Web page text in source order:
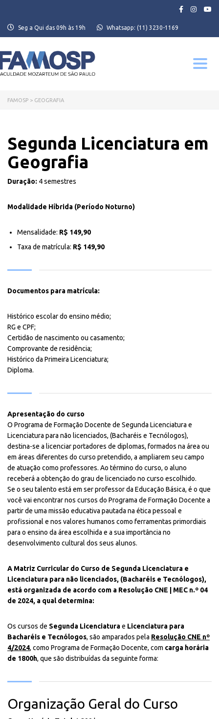
Seg a Qui das 09h às 19h Whatsapp: (11) 3230-1169
Toggle
FAMOSP > GEOGRAFIA
Segunda Licenciatura em
Geografia
Duração: 4 semestres
Modalidade Híbrida (Período Noturno)
Mensalidade: R$ 149,90
Taxa de matrícula: R$ 149,90
Documentos para matrícula:
Histórico escolar do ensino médio;
RG e CPF;
Certidão de nascimento ou casamento;
Comprovante de residência;
Histórico da Primeira Licenciatura;
Diploma.
Apresentação do curso
O Programa de Formação Docente de Segunda Licenciatura e
Licenciatura para não licenciados, (Bacharéis e Tecnólogos),
destina-se a licenciar portadores de diplomas, formados na área ou
em áreas diferentes do curso pretendido, a ampliarem seu campo
de atuação como professores. Ao término do curso, o aluno
receberá a obtenção do grau de licenciado no curso escolhido.
Se o seu talento está em ser professor da Educação Básica, é o que
você vai encontrar nos cursos do Programa de Formação Docente a
partir de uma missão educativa pautada na ética pessoal e
profissional e nos valores humanos como ferramentas primordiais
para o ensino da área escolhida e a sua importância no
desenvolvimento cultural dos seus alunos.
A Matriz Curricular do Curso de Segunda Licenciatura e
Licenciatura para não licenciados, (Bacharéis e Tecnólogos),
está organizada de acordo com a Resolução CNE | MEC n.º 04
de 2024, a qual determina:
Os cursos de Segunda Licenciaturae Licenciatura para
Bacharéis e Tecnólogos, são amparados pela Resolução CNE nº
4/2024, como Programa de Formação Docente, com carga horária
de 1800h, que são distribuídas da seguinte forma:
Organização Geral do Curso